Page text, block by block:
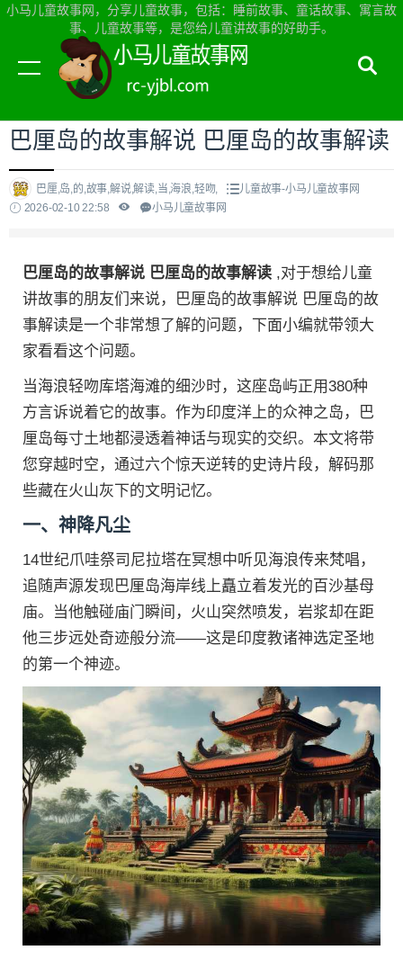
小马儿童故事网，分享儿童故事，包括：睡前故事、童话故事、寓言故
事、儿童故事等，是您给儿童讲故事的好助手。
当前位置：小马儿童故事网首页>儿童故事
巴厘岛的故事解说 巴厘岛的故事解读
巴厘,岛,的,故事,解说,解读,当,海浪,轻吻,
儿童故事-小马儿童故事网
2026-02-10 22:58
小马儿童故事网
巴厘岛的故事解说 巴厘岛的故事解读 ,对于想给儿童
讲故事的朋友们来说，巴厘岛的故事解说 巴厘岛的故
事解读是一个非常想了解的问题，下面小编就带领大
家看看这个问题。
当海浪轻吻库塔海滩的细沙时，这座岛屿正用380种
方言诉说着它的故事。作为印度洋上的众神之岛，巴
厘岛每寸土地都浸透着神话与现实的交织。本文将带
您穿越时空，通过六个惊天逆转的史诗片段，解码那
些藏在火山灰下的文明记忆。
一、神降凡尘
14世纪爪哇祭司尼拉塔在冥想中听见海浪传来梵唱，
追随声源发现巴厘岛海岸线上矗立着发光的百沙基母
庙。当他触碰庙门瞬间，火山突然喷发，岩浆却在距
他三步远处奇迹般分流——这是印度教诸神选定圣地
的第一个神迹。